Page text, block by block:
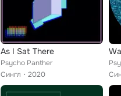
As I Sat There
Psycho Panther
Сингл
2020